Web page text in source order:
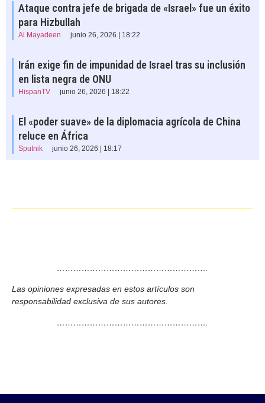
Ataque contra jefe de brigada de «Israel» fue un éxito
para Hizbullah
Al Mayadeen junio 26, 2026 | 18:22
Irán exige fin de impunidad de Israel tras su inclusión
en lista negra de ONU
HispanTV junio 26, 2026 | 18:22
El «poder suave» de la diplomacia agrícola de China
reluce en África
Sputnik junio 26, 2026 | 18:17
……………………………………………….
Las opiniones expresadas en estos artículos son
responsabilidad exclusiva de sus autores.
……………………………………………….